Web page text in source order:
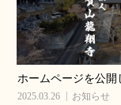
ホームページを公開
2025.03.26 お知らせ